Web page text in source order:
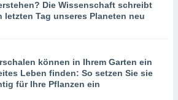
Die Wissenschaft schreibt
letzten Tag unseres Planeten neu
können in Ihrem Garten ein
Leben finden: So setzen Sie sie
für Ihre Pflanzen ein